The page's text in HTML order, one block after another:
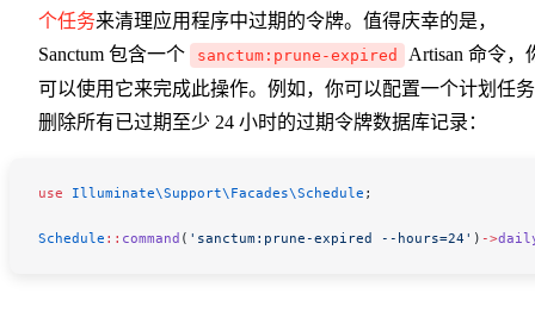
个任务来清理应用程序中过期的令牌。值得庆幸的是，
Sanctum 包含一个
sanctum:prune-expired
Artisan 命令，
可以使用它来完成此操作。例如，你可以配置一个计划任
删除所有已过期至少 24 小时的过期令牌数据库记录：
use Illuminate\Support\Facades\Schedule ;
Schedule :: command ( 'sanctum:prune-expired --hours=24' ) ->